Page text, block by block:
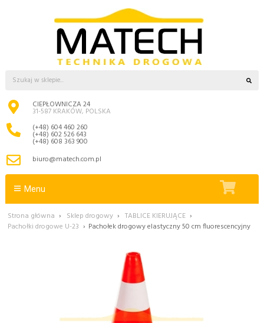
CIEPŁOWNICZA 24
31-587 KRAKÓW, POLSKA
(+48) 604 460 260
(+48) 602 526 643
(+48) 608 363 900
biuro@matech.com.pl
Menu
Strona główna › Sklep drogowy › TABLICE KIERUJĄCE ›
Pachołki drogowe U-23 › Pachołek drogowy elastyczny 50 cm fluorescencyjny